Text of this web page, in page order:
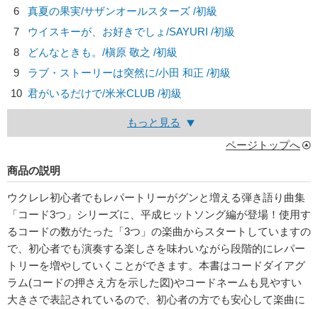
6
真夏の果実/サザンオールスターズ /初級
7
ウイスキーが、お好きでしょ/SAYURI /初級
8
どんなときも。/槇原 敬之 /初級
9
ラブ・ストーリーは突然に/小田 和正 /初級
10 君がいるだけで/米米CLUB /初級
もっと見る
ページトップへ
商品の説明
ウクレレ初心者でもレパートリーがグンと増える弾き語り曲集
「コード3つ」シリーズに、平成ヒットソング編が登場！使用す
るコードの数がたった「3つ」の楽曲からスタートしていますの
で、初心者でも演奏する楽しさを味わいながら段階的にレパー
トリーを増やしていくことができます。本書はコードダイアグ
ラム(コードの押さえ方を示した図)やコードネームも見やすい
大きさで表記されているので、初心者の方でも安心して楽曲に